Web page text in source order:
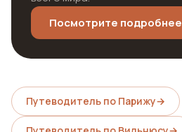
Посмотрите подробнее
Путеводитель по Парижу→